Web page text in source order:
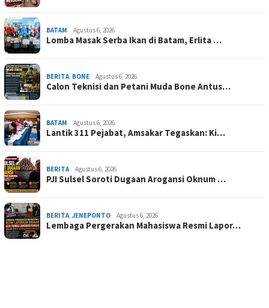
BATAM Agustus 6, 2026
Lomba Masak Serba Ikan di Batam, Erlita …
BERITA, BONE Agustus 6, 2026
Calon Teknisi dan Petani Muda Bone Antus…
BATAM Agustus 6, 2026
Lantik 311 Pejabat, Amsakar Tegaskan: Ki…
BERITA Agustus 6, 2026
PJI Sulsel Soroti Dugaan Arogansi Oknum …
BERITA, JENEPONTO Agustus 6, 2026
Lembaga Pergerakan Mahasiswa Resmi Lapor…